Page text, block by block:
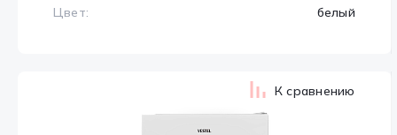
Цвет:
белый
К сравнению